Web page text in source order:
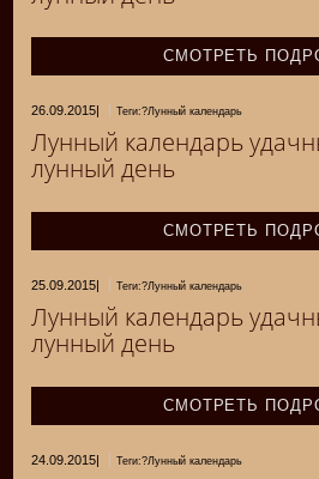
СМОТРЕТЬ
26.09.2015| Теги:?Лунный календарь
Лунный календарь
лунный день
СМОТРЕТЬ
25.09.2015| Теги:?Лунный календарь
Лунный календарь
лунный день
СМОТРЕТЬ
24.09.2015| Теги:?Лунный календарь